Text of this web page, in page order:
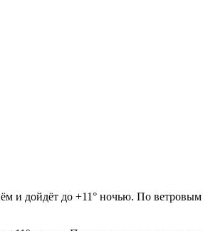
и дойдёт до +11° ночью. По